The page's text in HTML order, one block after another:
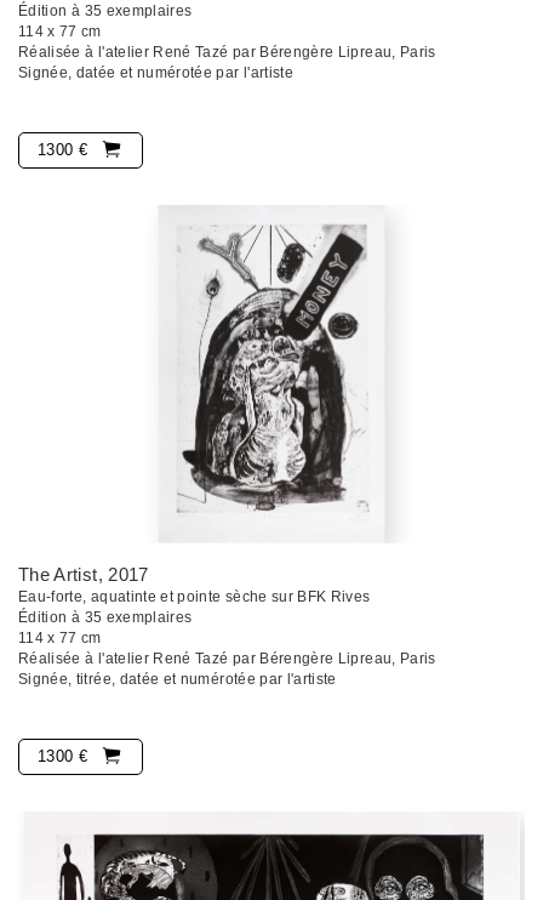
Édition à 35 exemplaires
114 x 77 cm
Réalisée à l'atelier René Tazé par Bérengère Lipreau, Paris
Signée, datée et numérotée par l'artiste
1300 €
The Artist, 2017
Eau-forte, aquatinte et pointe sèche sur BFK Rives
Édition à 35 exemplaires
114 x 77 cm
Réalisée à l'atelier René Tazé par Bérengère Lipreau, Paris
Signée, titrée, datée et numérotée par l'artiste
1300 €